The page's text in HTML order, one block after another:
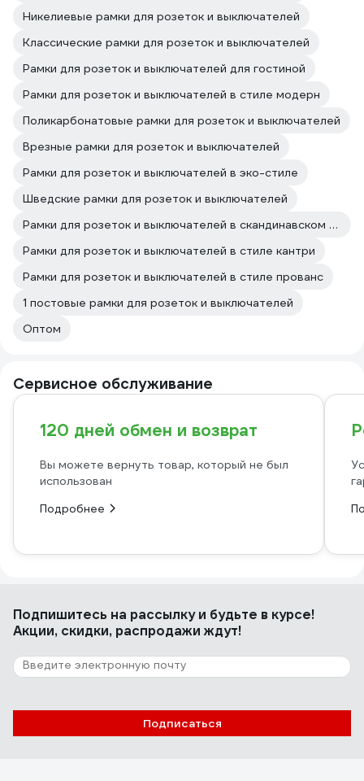
Никелиевые рамки для розеток и выключателей
Классические рамки для розеток и выключателей
Рамки для розеток и выключателей для гостиной
Рамки для розеток и выключателей в стиле модерн
Поликарбонатовые рамки для розеток и выключателей
Врезные рамки для розеток и выключателей
Рамки для розеток и выключателей в эко-стиле
Шведские рамки для розеток и выключателей
Рамки для розеток и выключателей в скандинавском стиле
Рамки для розеток и выключателей в стиле кантри
Рамки для розеток и выключателей в стиле прованс
1 постовые рамки для розеток и выключателей
Оптом
Сервисное обслуживание
120 дней обмен и возврат
Вы можете вернуть товар, который не был
использован
Подробнее
Подпишитесь на рассылкуи будьте в курсе!
Акции, скидки, распродажи ждут!
Подписаться